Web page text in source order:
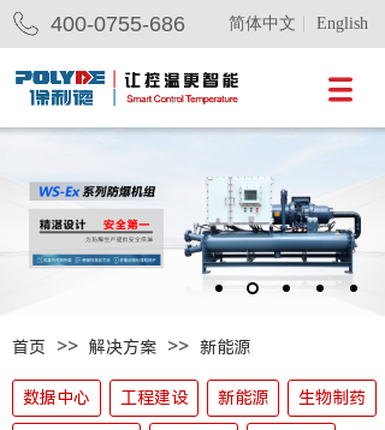
首页 >> 解决方案 >> 新能源
数据中心 工程建设 新能源 生物制药
400-0755-686 简体中文 English